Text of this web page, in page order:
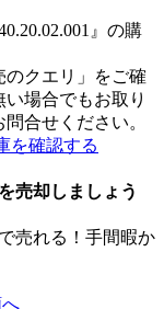
』の購
クエリ」をご確
場合でもお取り
合せください。
を確認する
売却しましょう
売れる！手間暇か